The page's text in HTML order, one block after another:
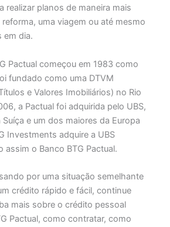
realizar planos de maneira mais
uma viagem ou até mesmo
em dia.
Pactual começou em 1983 como
fundado como uma DTVM
e Valores Imobiliários) no Rio
a Pactual foi adquirida pelo UBS,
e um dos maiores da Europa
Investments adquire a UBS
assim o Banco BTG Pactual.
por uma situação semelhante
crédito rápido e fácil, continue
mais sobre o crédito pessoal
Pactual, como contratar, como